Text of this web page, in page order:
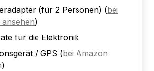
(für 2 Personen) (bei
)
für die Elektronik
/ GPS (bei Amazon
)